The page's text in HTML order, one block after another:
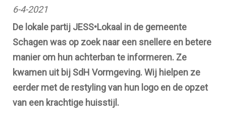
6-4-2021
De lokale partij JESS•Lokaal in de gemeente
Schagen was op zoek naar een snellere en betere
manier om hun achterban te informeren. Ze
kwamen uit bij SdH Vormgeving. Wij hielpen ze
eerder met de restyling van hun logo en de opzet
van een krachtige huisstijl.